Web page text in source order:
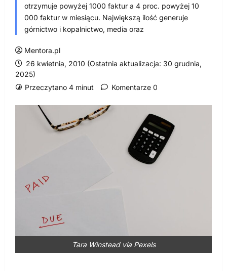
otrzymuje powyżej 1000 faktur a 4 proc. powyżej 10
000 faktur w miesiącu. Największą ilość generuje
górnictwo i kopalnictwo, media oraz
Mentora.pl
26 kwietnia, 2010 (Ostatnia aktualizacja: 30 grudnia,
2025)
Przeczytano 4 minut
Komentarze 0
Tara Winstead via Pexels